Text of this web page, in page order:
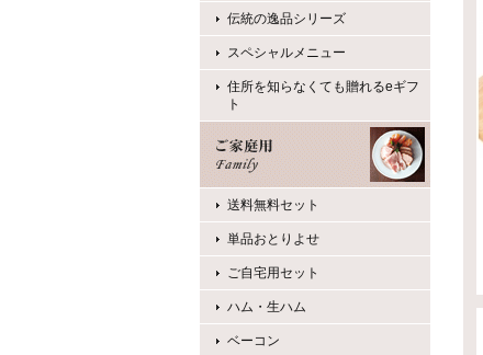
伝統の逸品シリーズ
スペシャルメニュー
住所を知らなくても贈れるeギフ
ト
送料無料セット
単品おとりよせ
ご自宅用セット
ハム・生ハム
ベーコン